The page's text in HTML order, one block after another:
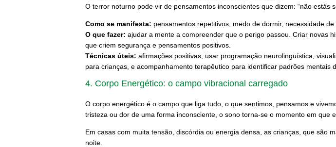
O terror noturno pode vir de pensamentos inconscientes que dizem: “não estás
Como se manifesta: pensamentos repetitivos, medo de dormir, necessidade de
O que fazer: ajudar a mente a compreender que o perigo passou. Criar novas
que criem segurança e pensamentos positivos.
Técnicas úteis: afirmações positivas, usar programação neurolinguística,
para crianças, e acompanhamento terapêutico para identificar padrões mentais
4. Corpo Energético: o campo vibracional carregado
O corpo energético é o campo que liga tudo, o que sentimos, pensamos e
tristeza ou dor de uma forma inconsciente, o sono torna-se o momento em que
Em casas com muita tensão, discórdia ou energia densa, as crianças, que são
noite.